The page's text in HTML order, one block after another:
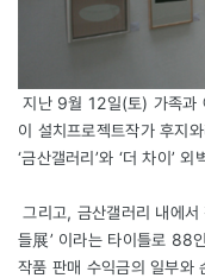
지난 9월 12일(토) 가족과
이 설치프로젝트작가 후지
‘금산갤러리’와 ‘더 차이’
그리고, 금산갤러리 내에서
들展’ 이라는 타이틀로 88
작품 판매 수익금의 일부와